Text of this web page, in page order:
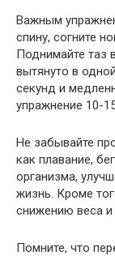
Важным
спину, согните
Поднимайте таз
вытянуто в
секунд и
упражнение 10-
Не забывайте
как плавание,
организма,
жизнь. Кроме
снижению веса
Помните, что